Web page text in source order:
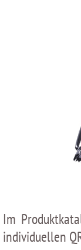
Im
individuellen